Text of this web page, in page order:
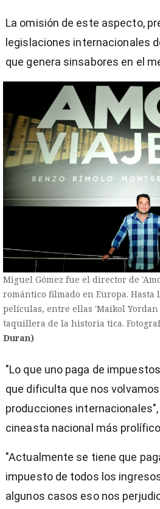
La omisión de este aspecto,
legislaciones internacionales
que genera sinsabores en el
Miguel Gómez fue el director de
romántico filmado en Europa. Hasta
películas, entre ellas 'Maikol
taquillera de la historia tica.
Duran)
"Lo que uno paga de
que dificulta que nos
producciones internacionales",
cineasta nacional más
"Actualmente se tiene que
impuesto de todos los
algunos casos eso nos